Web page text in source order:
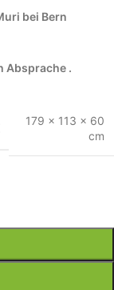
bei Bern
Absprache .
179 × 113 × 60
cm